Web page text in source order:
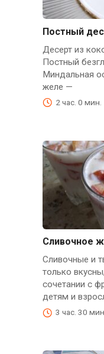
Постный
Десерт из
Постный
Миндальная
желе —
2 час. 0 мин.
Сливочное
Сливочные и
только
сочетании с
детям и
3 час. 30 мин.